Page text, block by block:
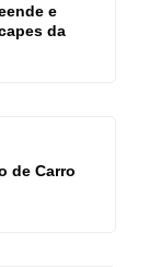
e
da
de Carro